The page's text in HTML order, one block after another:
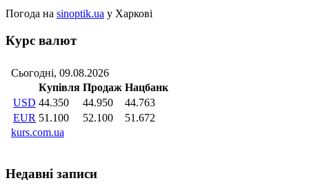
Погода на sinoptik.ua у Харкові
Курс валют
Недавні записи